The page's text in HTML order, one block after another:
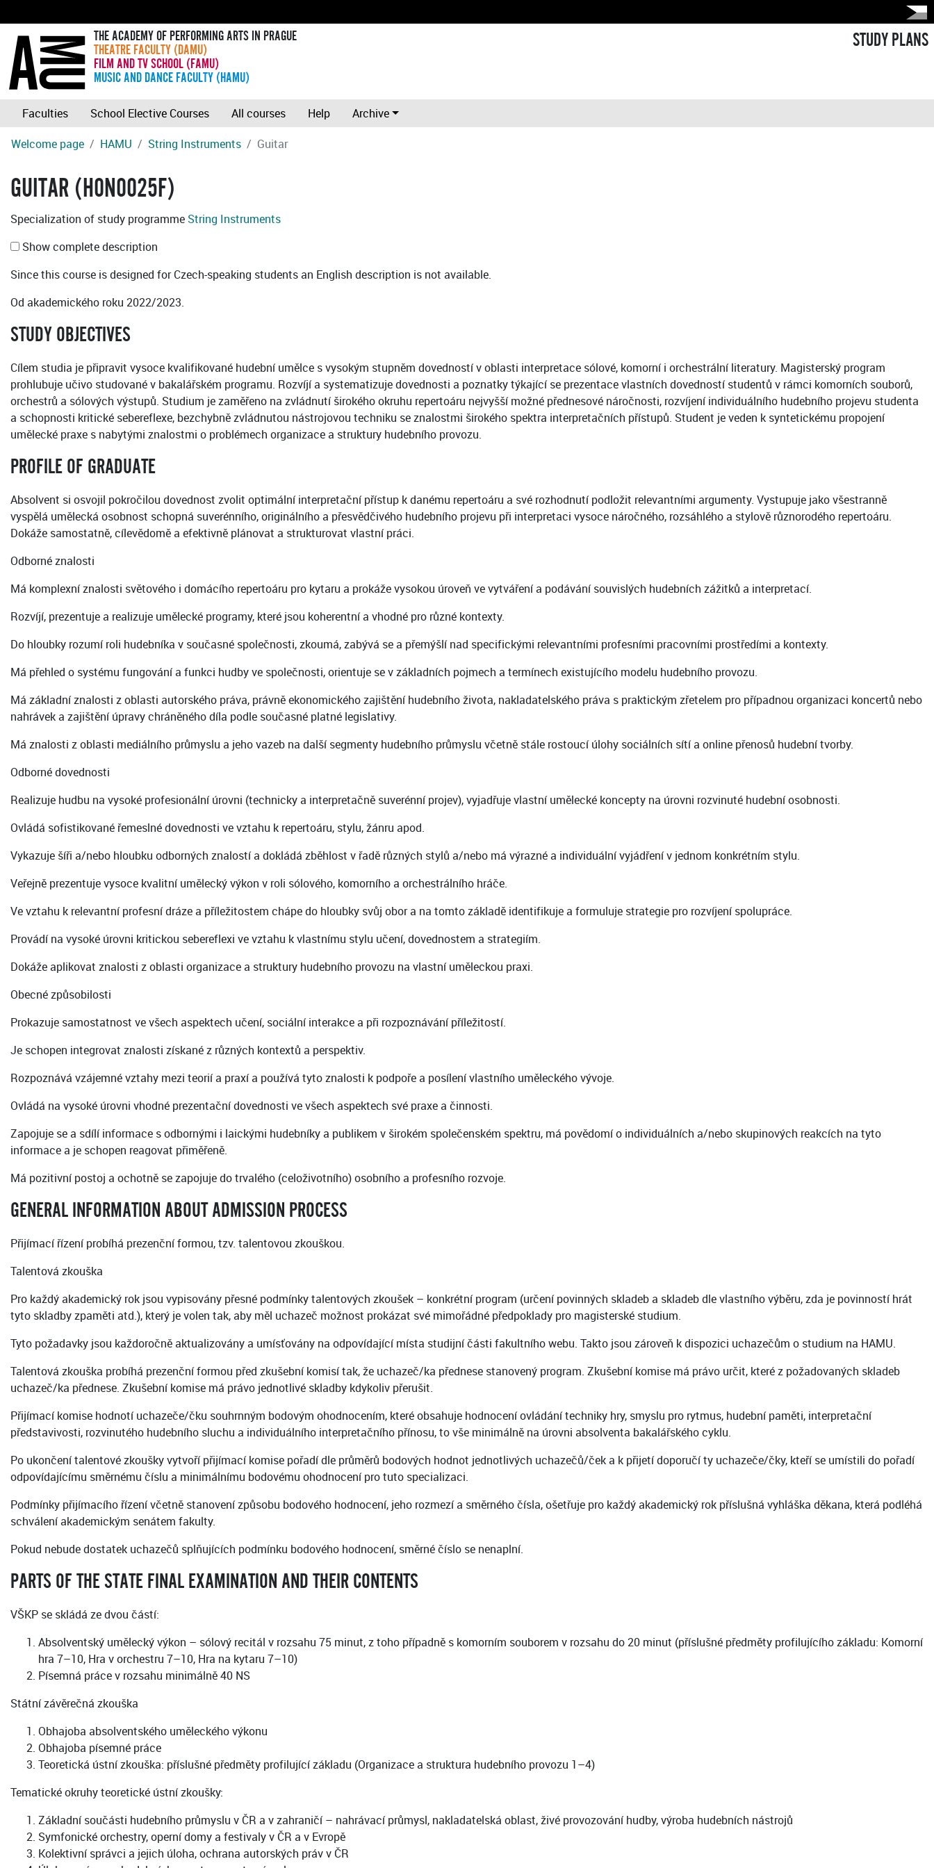
THE ACADEMY OF PERFORMING ARTS IN PRAGUE
THEATRE FACULTY (DAMU)
FILM AND TV SCHOOL (FAMU)
MUSIC AND DANCE FACULTY (HAMU)
STUDY PLANS
Faculties School Elective Courses All courses Help
Archive
Welcome page
HAMU String Instruments Guitar
GUITAR (H0N0025F)
Specialization of study programme String Instruments
Show complete description
Since this course is designed for Czech-speaking students an English description is not available.
Od akademického roku 2022/2023.
STUDY OBJECTIVES
Cílem studia je připravit vysoce kvalifikované hudební umělce s vysokým stupněm dovedností v oblasti interpretace sólové, komorní i orchestrální literatury. Magisterský program
prohlubuje učivo studované v bakalářském programu. Rozvíjí a systematizuje dovednosti a poznatky týkající se prezentace vlastních dovedností studentů v rámci komorních souborů,
orchestrů a sólových výstupů. Studium je zaměřeno na zvládnutí širokého okruhu repertoáru nejvyšší možné přednesové náročnosti, rozvíjení individuálního hudebního projevu studenta
a schopnosti kritické sebereflexe, bezchybně zvládnutou nástrojovou techniku se znalostmi širokého spektra interpretačních přístupů. Student je veden k syntetickému propojení
umělecké praxe s nabytými znalostmi o problémech organizace a struktury hudebního provozu.
PROFILE OF GRADUATE
Absolvent si osvojil pokročilou dovednost zvolit optimální interpretační přístup k danému repertoáru a své rozhodnutí podložit relevantními argumenty. Vystupuje jako všestranně
vyspělá umělecká osobnost schopná suverénního, originálního a přesvědčivého hudebního projevu při interpretaci vysoce náročného, rozsáhlého a stylově různorodého repertoáru.
Dokáže samostatně, cílevědomě a efektivně plánovat a strukturovat vlastní práci.
Odborné znalosti
Má komplexní znalosti světového i domácího repertoáru pro kytaru a prokáže vysokou úroveň ve vytváření a podávání souvislých hudebních zážitků a interpretací.
Rozvíjí, prezentuje a realizuje umělecké programy, které jsou koherentní a vhodné pro různé kontexty.
Do hloubky rozumí roli hudebníka v současné společnosti, zkoumá, zabývá se a přemýšlí nad specifickými relevantními profesními pracovními prostředími a kontexty.
Má přehled o systému fungování a funkci hudby ve společnosti, orientuje se v základních pojmech a termínech existujícího modelu hudebního provozu.
Má základní znalosti z oblasti autorského práva, právně ekonomického zajištění hudebního života, nakladatelského práva s praktickým zřetelem pro případnou organizaci koncertů nebo
nahrávek a zajištění úpravy chráněného díla podle současné platné legislativy.
Má znalosti z oblasti mediálního průmyslu a jeho vazeb na další segmenty hudebního průmyslu včetně stále rostoucí úlohy sociálních sítí a online přenosů hudební tvorby.
Odborné dovednosti
Realizuje hudbu na vysoké profesionální úrovni (technicky a interpretačně suverénní projev), vyjadřuje vlastní umělecké koncepty na úrovni rozvinuté hudební osobnosti.
Ovládá sofistikované řemeslné dovednosti ve vztahu k repertoáru, stylu, žánru apod.
Vykazuje šíři a/nebo hloubku odborných znalostí a dokládá zběhlost v řadě různých stylů a/nebo má výrazné a individuální vyjádření v jednom konkrétním stylu.
Veřejně prezentuje vysoce kvalitní umělecký výkon v roli sólového, komorního a orchestrálního hráče.
Ve vztahu k relevantní profesní dráze a příležitostem chápe do hloubky svůj obor a na tomto základě identifikuje a formuluje strategie pro rozvíjení spolupráce.
Provádí na vysoké úrovni kritickou sebereflexi ve vztahu k vlastnímu stylu učení, dovednostem a strategiím.
Dokáže aplikovat znalosti z oblasti organizace a struktury hudebního provozu na vlastní uměleckou praxi.
Obecné způsobilosti
Prokazuje samostatnost ve všech aspektech učení, sociální interakce a při rozpoznávání příležitostí.
Je schopen integrovat znalosti získané z různých kontextů a perspektiv.
Rozpoznává vzájemné vztahy mezi teorií a praxí a používá tyto znalosti k podpoře a posílení vlastního uměleckého vývoje.
Ovládá na vysoké úrovni vhodné prezentační dovednosti ve všech aspektech své praxe a činnosti.
Zapojuje se a sdílí informace s odbornými i laickými hudebníky a publikem v širokém společenském spektru, má povědomí o individuálních a/nebo skupinových reakcích na tyto
informace a je schopen reagovat přiměřeně.
Má pozitivní postoj a ochotně se zapojuje do trvalého (celoživotního) osobního a profesního rozvoje.
GENERAL INFORMATION ABOUT ADMISSION PROCESS
Přijímací řízení probíhá prezenční formou, tzv. talentovou zkouškou.
Talentová zkouška
Pro každý akademický rok jsou vypisovány přesné podmínky talentových zkoušek – konkrétní program (určení povinných skladeb a skladeb dle vlastního výběru, zda je povinností hrát
tyto skladby zpaměti atd.), který je volen tak, aby měl uchazeč možnost prokázat své mimořádné předpoklady pro magisterské studium.
Tyto požadavky jsou každoročně aktualizovány a umísťovány na odpovídající místa studijní části fakultního webu. Takto jsou zároveň k dispozici uchazečům o studium na HAMU.
Talentová zkouška probíhá prezenční formou před zkušební komisí tak, že uchazeč/ka přednese stanovený program. Zkušební komise má právo určit, které z požadovaných skladeb
uchazeč/ka přednese. Zkušební komise má právo jednotlivé skladby kdykoliv přerušit.
Přijímací komise hodnotí uchazeče/čku souhrnným bodovým ohodnocením, které obsahuje hodnocení ovládání techniky hry, smyslu pro rytmus, hudební paměti, interpretační
představivosti, rozvinutého hudebního sluchu a individuálního interpretačního přínosu, to vše minimálně na úrovni absolventa bakalářského cyklu.
Po ukončení talentové zkoušky vytvoří přijímací komise pořadí dle průměrů bodových hodnot jednotlivých uchazečů/ček a k přijetí doporučí ty uchazeče/čky, kteří se umístili do pořadí
odpovídajícímu směrnému číslu a minimálnímu bodovému ohodnocení pro tuto specializaci.
Podmínky přijímacího řízení včetně stanovení způsobu bodového hodnocení, jeho rozmezí a směrného čísla, ošetřuje pro každý akademický rok příslušná vyhláška děkana, která podléhá
schválení akademickým senátem fakulty.
Pokud nebude dostatek uchazečů splňujících podmínku bodového hodnocení, směrné číslo se nenaplní.
PARTS OF THE STATE FINAL EXAMINATION AND THEIR CONTENTS
VŠKP se skládá ze dvou částí:
Absolventský umělecký výkon – sólový recitál v rozsahu 75 minut, z toho případně s komorním souborem v rozsahu do 20 minut (příslušné předměty profilujícího základu: Komorní
hra 7–10, Hra v orchestru 7–10, Hra na kytaru 7–10)
Písemná práce v rozsahu minimálně 40 NS
Státní závěrečná zkouška
Obhajoba absolventského uměleckého výkonu
Obhajoba písemné práce
Teoretická ústní zkouška: příslušné předměty profilující základu (Organizace a struktura hudebního provozu 1–4)
Tematické okruhy teoretické ústní zkoušky:
Základní součásti hudebního průmyslu v ČR a v zahraničí – nahrávací průmysl, nakladatelská oblast, živé provozování hudby, výroba hudebních nástrojů
Symfonické orchestry, operní domy a festivaly v ČR a v Evropě
Kolektivní správci a jejich úloha, ochrana autorských práv v ČR